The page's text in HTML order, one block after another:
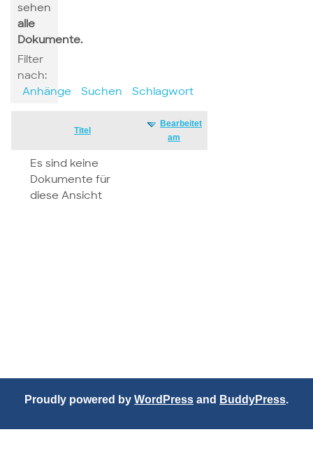
sehen
alle
Dokumente.
Filter
nach:
Anhänge
Suchen Schlagwort
Titel
Bearbeitet
am
Es sind keine
Dokumente für
diese Ansicht
Proudly powered by WordPress and BuddyPress.